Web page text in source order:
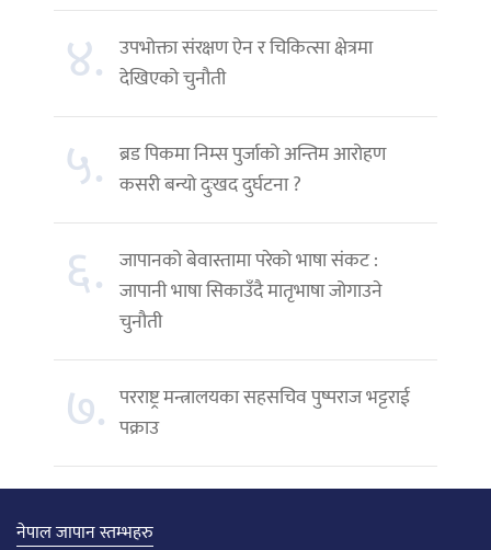
४. उपभोक्ता संरक्षण ऐन र चिकित्सा क्षेत्रमा
देखिएको चुनौती
५. ब्रड पिकमा निम्स पुर्जाको अन्तिम आरोहण
कसरी बन्यो दुःखद दुर्घटना ?
६. जापानको बेवास्तामा परेको भाषा संकट :
जापानी भाषा सिकाउँदै मातृभाषा जोगाउने
चुनौती
७. परराष्ट्र मन्त्रालयका सहसचिव पुष्पराज भट्टराई
पक्राउ
नेपाल जापान स्तम्भहरु